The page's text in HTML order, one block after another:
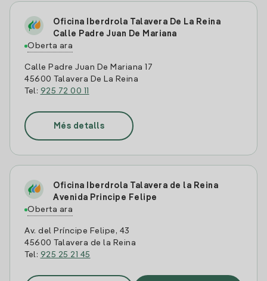
Oficina Iberdrola Talavera De La Reina
Calle Padre Juan De Mariana
Oberta ara
Calle Padre Juan De Mariana 17
45600 Talavera De La Reina
Tel: 925 72 00 11
Més detalls
Oficina Iberdrola Talavera de la Reina
Avenida Principe Felipe
Oberta ara
Av. del Príncipe Felipe, 43
45600 Talavera de la Reina
Tel: 925 25 21 45